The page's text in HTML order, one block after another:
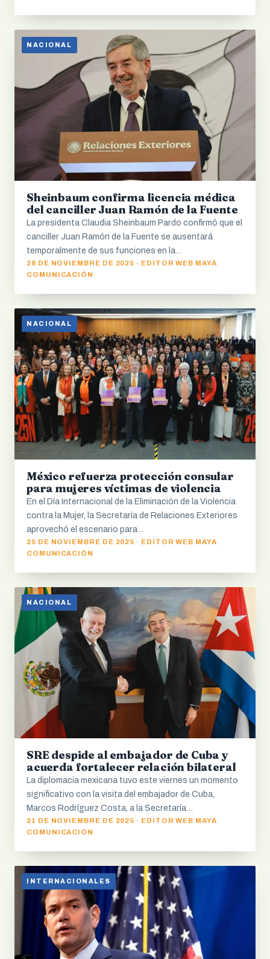
NACIONAL
Sheinbaum confirma licencia médica
del canciller Juan Ramón de la Fuente
La presidenta Claudia Sheinbaum Pardo confirmó que el
canciller Juan Ramón de la Fuente se ausentará
temporalmente de sus funciones en la…
28 DE NOVIEMBRE DE 2025 · EDITOR WEB MAYA
COMUNICACIÓN
NACIONAL
México refuerza protección consular
para mujeres víctimas de violencia
En el Día Internacional de la Eliminación de la Violencia
contra la Mujer, la Secretaría de Relaciones Exteriores
aprovechó el escenario para…
25 DE NOVIEMBRE DE 2025 · EDITOR WEB MAYA
COMUNICACIÓN
NACIONAL
SRE despide al embajador de Cuba y
acuerda fortalecer relación bilateral
La diplomacia mexicana tuvo este viernes un momento
significativo con la visita del embajador de Cuba,
Marcos Rodríguez Costa, a la Secretaría…
21 DE NOVIEMBRE DE 2025 · EDITOR WEB MAYA
COMUNICACIÓN
INTERNACIONALES